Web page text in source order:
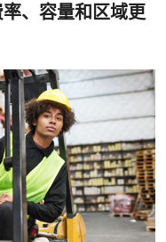
、容量和区域更